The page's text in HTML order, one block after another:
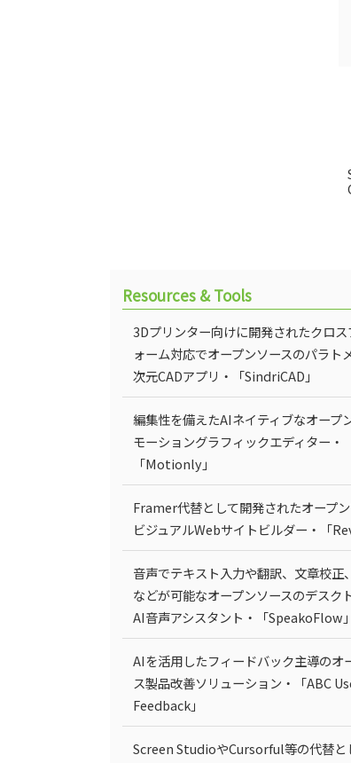
Resources & Tools
3Dプリンター向けに開発されたクロ
ォーム対応でオープンソースのパラト
次元CADアプリ・「SindriCAD」
編集性を備えたAIネイティブなオープ
モーショングラフィックエディター・
「Motionly」
Framer代替として開発されたオープ
ビジュアルWebサイトビルダー・「
音声でテキスト入力や翻訳、文章校正
などが可能なオープンソースのデスク
AI音声アシスタント・「SpeakoFlow」
AIを活用したフィードバック主導のオ
ス製品改善ソリューション・「ABC
Feedback」
Screen StudioやCursorful等の代替と